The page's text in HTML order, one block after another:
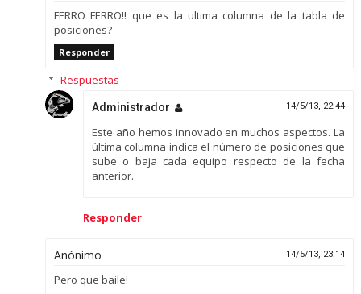
FERRO FERRO!! que es la ultima columna de la tabla de
posiciones?
Responder
Respuestas
Administrador 14/5/13, 22:44
Este año hemos innovado en muchos aspectos. La
última columna indica el número de posiciones que
sube o baja cada equipo respecto de la fecha
anterior.
Responder
Anónimo 14/5/13, 23:14
Pero que baile!